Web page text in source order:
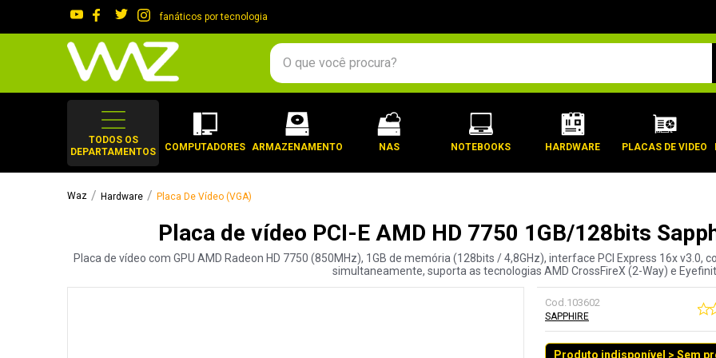
fanáticos por tecnologia
O que você procura?
TODOS OS
DEPARTAMENTOS
COMPUTADORES ARMAZENAMENTO NAS NOTEBOOKS HARDWARE PLACAS DE VIDEO
Hardware Placa De Vídeo (VGA)
Placa de vídeo PCI-E AMD HD 7750 1GB/128bits
Placa de vídeo com GPU AMD Radeon HD 7750 (850MHz), 1GB de memória (128bits / 4,8GHz), interface PCI Express 16x v3.0,
simultaneamente, suporta as tecnologias AMD CrossFireX (2-Way) e
Cod.103602
SAPPHIRE
Produto indisponível > Sem
gabinete
2º
keychron
5º
openbox
6
mouse